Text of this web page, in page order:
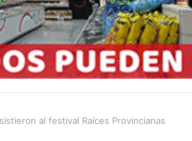
al festival Raíces Provincianas